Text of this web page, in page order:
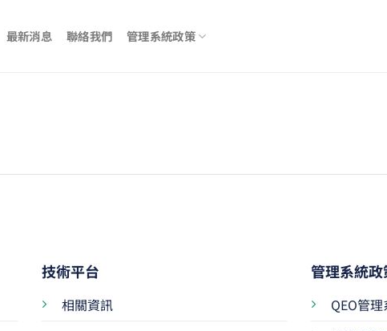
最新消息 聯絡我們 管理系統政策
技術平台
相關資訊
管理系統政
QEO管